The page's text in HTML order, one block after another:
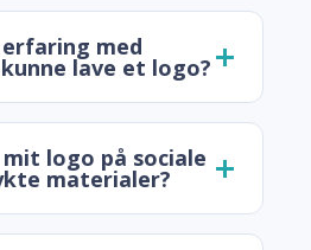
med
lave et logo?
logo på sociale
materialer?